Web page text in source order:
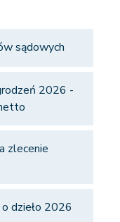
sądowych
2026 -
zlecenie
dzieło 2026